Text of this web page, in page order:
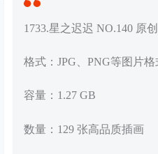
1733.星之迟迟 NO.140 原
格式：JPG、PNG等图片格
容量：1.27 GB
数量：129 张高品质插画